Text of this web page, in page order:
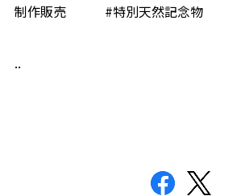
制作販売 #特別天然記念物 #
..